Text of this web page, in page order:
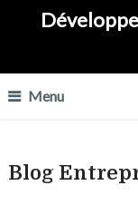
Menu
Blog